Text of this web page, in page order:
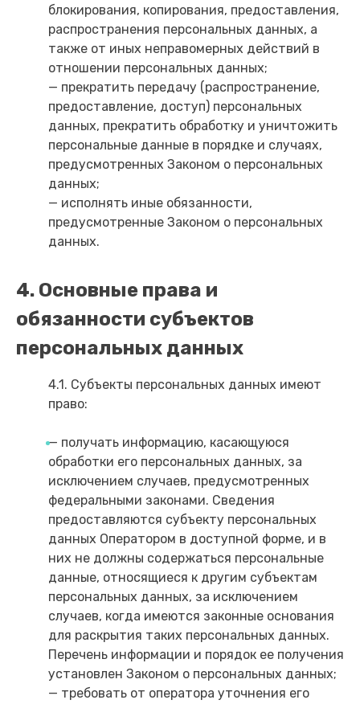
блокирования, копирования, предоставления,
распространения персональных данных, а
также от иных неправомерных действий в
отношении персональных данных;
— прекратить передачу (распространение,
предоставление, доступ) персональных
данных, прекратить обработку и уничтожить
персональные данные в порядке и случаях,
предусмотренных Законом о персональных
данных;
— исполнять иные обязанности,
предусмотренные Законом о персональных
данных.
4. Основные права и
обязанности субъектов
персональных данных
4.1. Субъекты персональных данных имеют
право:
— получать информацию, касающуюся
обработки его персональных данных, за
исключением случаев, предусмотренных
федеральными законами. Сведения
предоставляются субъекту персональных
данных Оператором в доступной форме, и в
них не должны содержаться персональные
данные, относящиеся к другим субъектам
персональных данных, за исключением
случаев, когда имеются законные основания
для раскрытия таких персональных данных.
Перечень информации и порядок ее получения
установлен Законом о персональных данных;
— требовать от оператора уточнения его